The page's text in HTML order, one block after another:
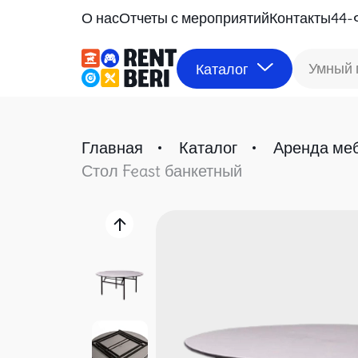
О насОтчеты с мероприятийКонтакты44-
Каталог Умный
Главная Каталог
Аренда
Стол Feast банкетный